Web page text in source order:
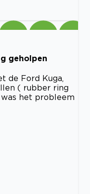
geholpen
de Ford Kuga,
( rubber ring
het probleem